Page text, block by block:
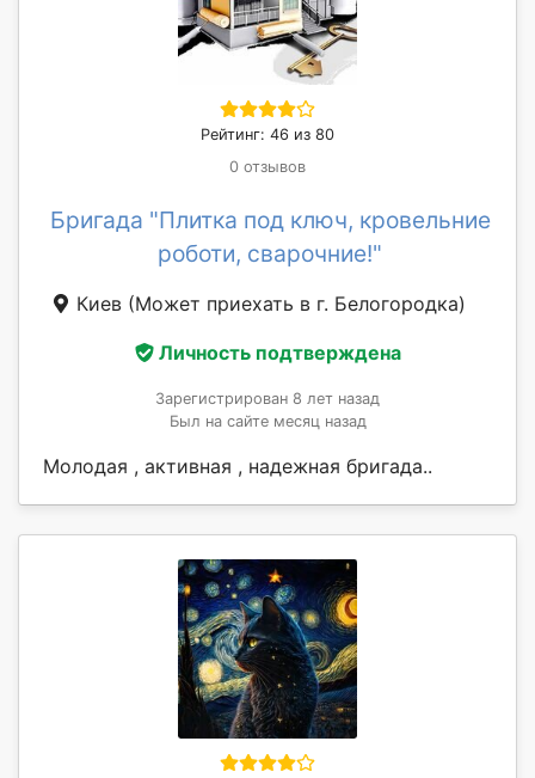
Рейтинг: 46 из 80
0 отзывов
Бригада "Плитка под ключ, кровельние
роботи, сварочние!"
Киев (Может приехать в г. Белогородка)
Личность подтверждена
Зарегистрирован 8 лет назад
Был на сайте месяц назад
Молодая , активная , надежная бригада..